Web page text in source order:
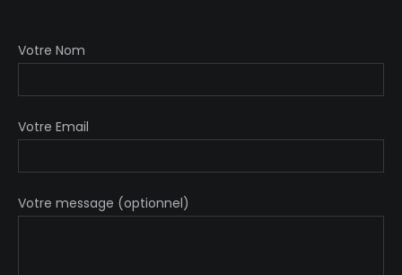
Votre Nom
Votre Email
Votre message (optionnel)